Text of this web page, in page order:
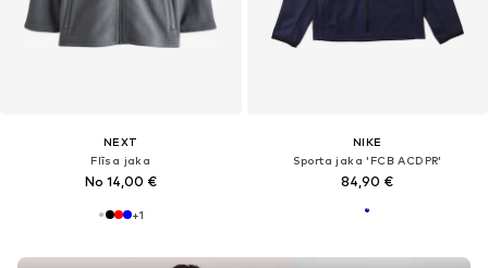
NEXT
Flīsa jaka
No 14,00 €
+1
NIKE
Sporta jaka 'FCB ACDPR'
84,90 €